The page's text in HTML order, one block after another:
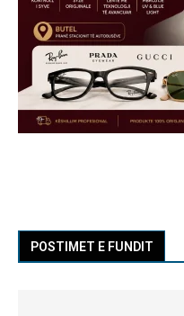
POSTIMET E FUNDIT